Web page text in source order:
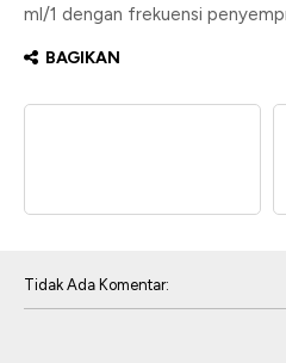
ml/1 dengan frekuensi
BAGIKAN
Tidak Ada Komentar: